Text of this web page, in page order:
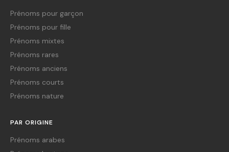
Prénoms pour garçon
Prénoms pour fille
Prénoms mixtes
Prénoms rares
Prénoms anciens
Prénoms courts
Prénoms nature
PAR ORIGINE
Prénoms arabes